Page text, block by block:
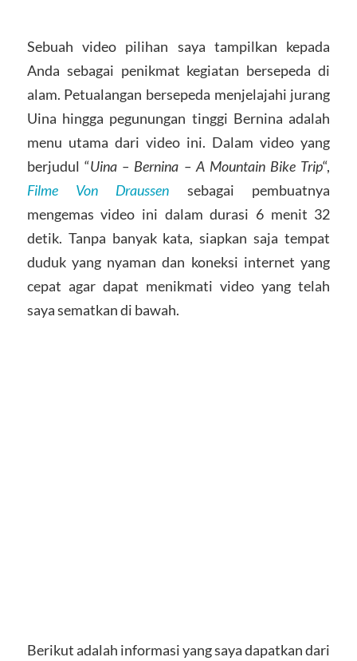
Sebuah video pilihan saya tampilkan kepada
Anda sebagai penikmat kegiatan bersepeda di
alam. Petualangan bersepeda menjelajahi jurang
Uina hingga pegunungan tinggi Bernina adalah
menu utama dari video ini. Dalam video yang
berjudul “Uina – Bernina – A Mountain Bike Trip“,
Filme Von Draussen sebagai pembuatnya
mengemas video ini dalam durasi 6 menit 32
detik. Tanpa banyak kata, siapkan saja tempat
duduk yang nyaman dan koneksi internet yang
cepat agar dapat menikmati video yang telah
saya sematkan di bawah.
Berikut adalah informasi yang saya dapatkan dari